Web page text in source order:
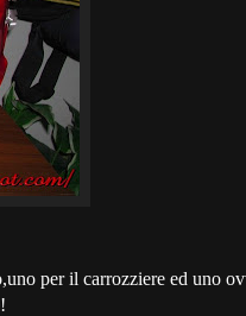
per il carrozziere ed uno